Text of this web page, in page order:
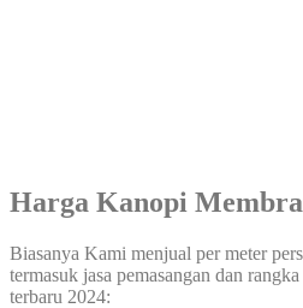
Harga Kanopi
Biasanya Kami menjual per meter
termasuk jasa pemasangan dan
terbaru 2024: